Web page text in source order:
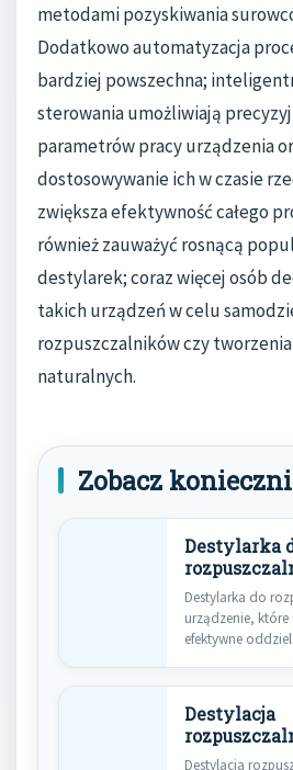
metodami pozyskiwania
Dodatkowo automatyzacja
bardziej powszechna;
sterowania umożliwiają
parametrów pracy urządzenia
dostosowywanie ich w czasie
zwiększa efektywność całego
również zauważyć rosnącą
destylarek; coraz więcej osób
takich urządzeń w celu
rozpuszczalników czy
naturalnych.
Zobacz
Destylarka
Destylarka do
urządzenie,
efektywne
Destylacja
Destylacja